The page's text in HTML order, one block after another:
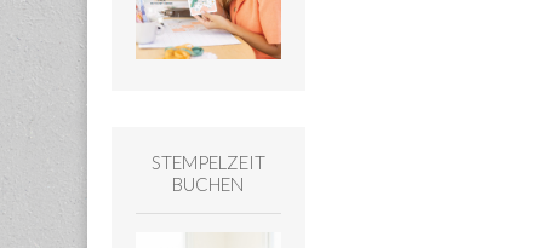
STEMPELZEIT
BUCHEN